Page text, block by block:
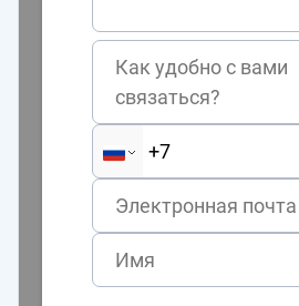
Как удобно с вами
связаться?